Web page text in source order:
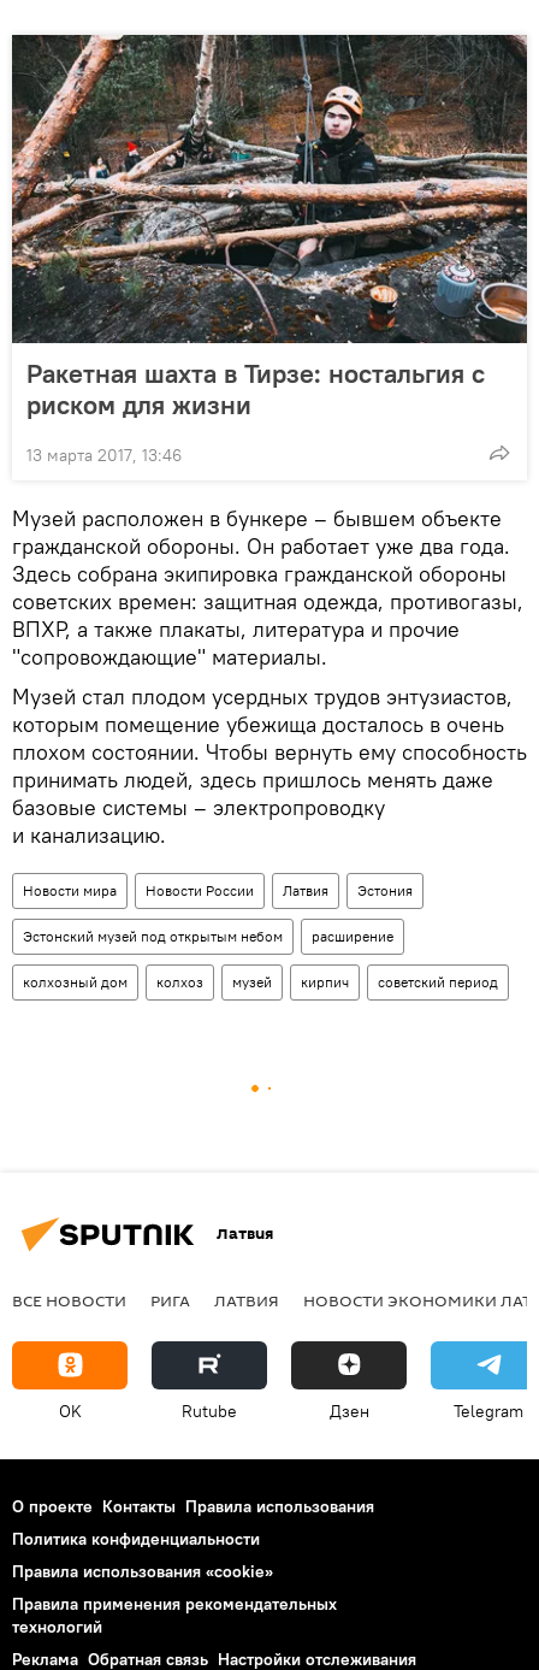
Ракетная шахта в Тирзе: ностальгия с
риском для жизни
13 марта 2017, 13:46
Музей расположен в бункере – бывшем объекте
гражданской обороны. Он работает уже два года.
Здесь собрана экипировка гражданской обороны
советских времен: защитная одежда, противогазы,
ВПХР, а также плакаты, литература и прочие
"сопровождающие" материалы.
Музей стал плодом усердных трудов энтузиастов,
которым помещение убежища досталось в очень
плохом состоянии. Чтобы вернуть ему способность
принимать людей, здесь пришлось менять даже
базовые системы – электропроводку
и канализацию.
Новости мира Новости России Латвия Эстония
Эстонский музей под открытым небом расширение
колхозный дом колхоз музей кирпич советский период
Латвия
ВСЕ НОВОСТИ РИГА ЛАТВИЯ НОВОСТИ ЭКОНОМИКИ
OK Rutube Дзен Telegram
О проекте Контакты Правила использования
Политика конфиденциальности
Правила использования «cookie»
Правила применения рекомендательных
технологий
Реклама Обратная связь Настройки отслеживания